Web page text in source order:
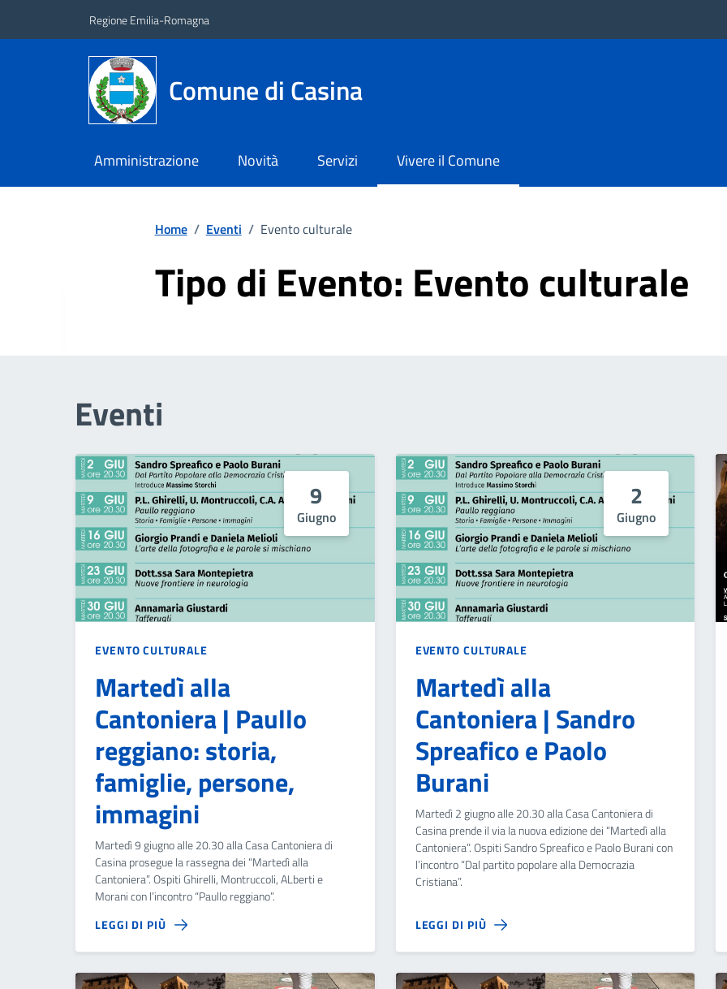
Regione Emilia-Romagna
Comune di Casina
Amministrazione Novità Servizi Vivere il Comune
Home / Eventi / Evento culturale
Tipo di Evento: Evento culturale
Eventi
9
Giugno
EVENTO CULTURALE
Martedì alla
Cantoniera | Paullo
reggiano: storia,
famiglie, persone,
immagini
Martedì 9 giugno alle 20.30 alla Casa Cantoniera di
Casina prosegue la rassegna dei “Martedì alla
Cantoniera”. Ospiti Ghirelli, Montruccoli, ALberti e
Morani con l’incontro “Paullo reggiano”.
LEGGI DI PIÙ
2
Giugno
EVENTO CULTURALE
Martedì alla
Cantoniera | Sandro
Spreafico e Paolo
Burani
Martedì 2 giugno alle 20.30 alla Casa Cantoniera di
Casina prende il via la nuova edizione dei “Martedì alla
Cantoniera”. Ospiti Sandro Spreafico e Paolo Burani con
l’incontro “Dal partito popolare alla Democrazia
Cristiana”.
LEGGI DI PIÙ